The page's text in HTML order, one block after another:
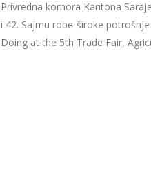
Privredna komora Kantona
i 42. Sajmu robe široke
Doing at the 5th Trade Fair,